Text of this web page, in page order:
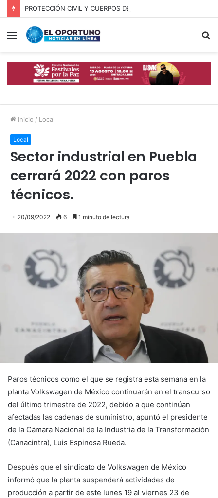
Menú
Inicio / Local
Local
Sector industrial en Puebla
cerrará 2022 con paros
técnicos.
20/09/2022 6 1 minuto de lectura
Paros técnicos como el que se registra esta semana en la
planta Volkswagen de México continuarán en el transcurso
del último trimestre de 2022, debido a que continúan
afectadas las cadenas de suministro, apuntó el presidente
de la Cámara Nacional de la Industria de la Transformación
(Canacintra), Luis Espinosa Rueda.
Después que el sindicato de Volkswagen de México
informó que la planta suspenderá actividades de
producción a partir de este lunes 19 al viernes 23 de